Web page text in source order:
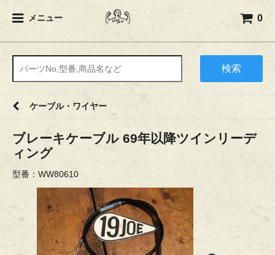
メニュー 0
検索
ケーブル・ワイヤー
ブレーキケーブル 69年以降ツインリーデ
ィング
型番：WW80610